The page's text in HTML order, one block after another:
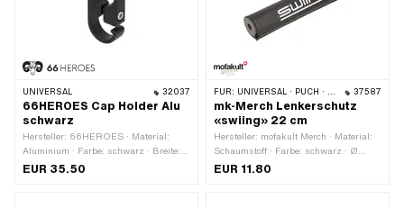
UNIVERSAL 32037
66HEROES Cap Holder Alu
schwarz
Hersteller: 66HEROES · Material:
Aluminium · Farbe: schwarz · Breite:
10 mm · Ø innen: 22 mm · Höhe: 56
EUR 35.50
FÜR: UNIVERSAL · PUCH · SACHS · PONY / CILO (BETA 521 & 512) · PIAGGIO · ZÜNDAPP BELMONDO · TOMOS · CILO · HERCULES · KREIDLER · ZÜNDAPP 37587
mk-Merch Lenkerschutz
«swiing» 22 cm
Hersteller: mofakult Merch · Material:
Schaumstoff · Farbe: schwarz · Ø
innen: 13 mm · Ø aussen: 40 mm ·
EUR 11.80